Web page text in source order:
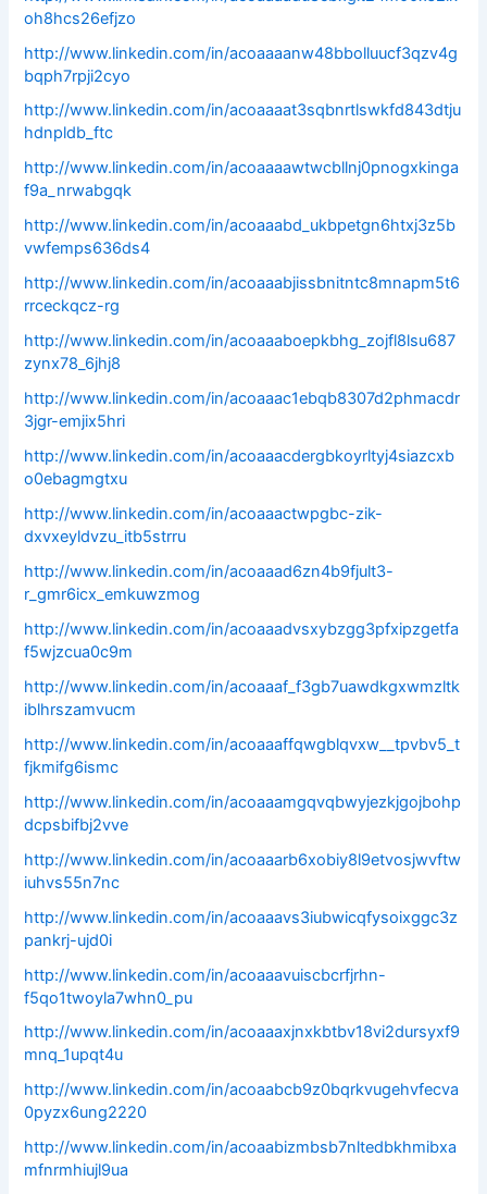
oh8hcs26efjzo
http://www.linkedin.com/in/acoaaaanw48bbolluucf3qzv4g
bqph7rpji2cyo
http://www.linkedin.com/in/acoaaaat3sqbnrtlswkfd843dtju
hdnpldb_ftc
http://www.linkedin.com/in/acoaaaawtwcbllnj0pnogxkinga
f9a_nrwabgqk
http://www.linkedin.com/in/acoaaabd_ukbpetgn6htxj3z5b
vwfemps636ds4
http://www.linkedin.com/in/acoaaabjissbnitntc8mnapm5t6
rrceckqcz-rg
http://www.linkedin.com/in/acoaaaboepkbhg_zojfl8lsu687
zynx78_6jhj8
http://www.linkedin.com/in/acoaaac1ebqb8307d2phmacdr
3jgr-emjix5hri
http://www.linkedin.com/in/acoaaacdergbkoyrltyj4siazcxb
o0ebagmgtxu
http://www.linkedin.com/in/acoaaactwpgbc-zik-
dxvxeyldvzu_itb5strru
http://www.linkedin.com/in/acoaaad6zn4b9fjult3-
r_gmr6icx_emkuwzmog
http://www.linkedin.com/in/acoaaadvsxybzgg3pfxipzgetfa
f5wjzcua0c9m
http://www.linkedin.com/in/acoaaaf_f3gb7uawdkgxwmzltk
iblhrszamvucm
http://www.linkedin.com/in/acoaaaffqwgblqvxw__tpvbv5_t
fjkmifg6ismc
http://www.linkedin.com/in/acoaaamgqvqbwyjezkjgojbohp
dcpsbifbj2vve
http://www.linkedin.com/in/acoaaarb6xobiy8l9etvosjwvftw
iuhvs55n7nc
http://www.linkedin.com/in/acoaaavs3iubwicqfysoixggc3z
pankrj-ujd0i
http://www.linkedin.com/in/acoaaavuiscbcrfjrhn-
f5qo1twoyla7whn0_pu
http://www.linkedin.com/in/acoaaaxjnxkbtbv18vi2dursyxf9
mnq_1upqt4u
http://www.linkedin.com/in/acoaabcb9z0bqrkvugehvfecva
0pyzx6ung2220
http://www.linkedin.com/in/acoaabizmbsb7nltedbkhmibxa
mfnrmhiujl9ua